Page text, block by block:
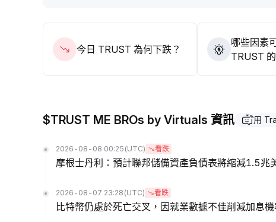
今日 TRUST 為何下跌？
哪些因素
TRUST
$TRUST ME BROs by Virtuals 資訊 用
2026-08-08 00:25 (UTC) 看跌
摩根士丹利：預計聯邦儲備資產負債表將縮減1.5兆
2026-08-07 23:28 (UTC) 看跌
比特幣仍處於死亡交叉，因就業數據不佳削減加息